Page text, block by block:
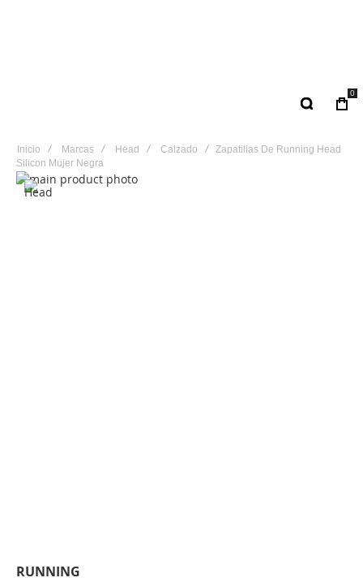
0
Inicio Marcas Head Calzado
Zapatillas De Running Head
Silicon Mujer Negra
RUNNING